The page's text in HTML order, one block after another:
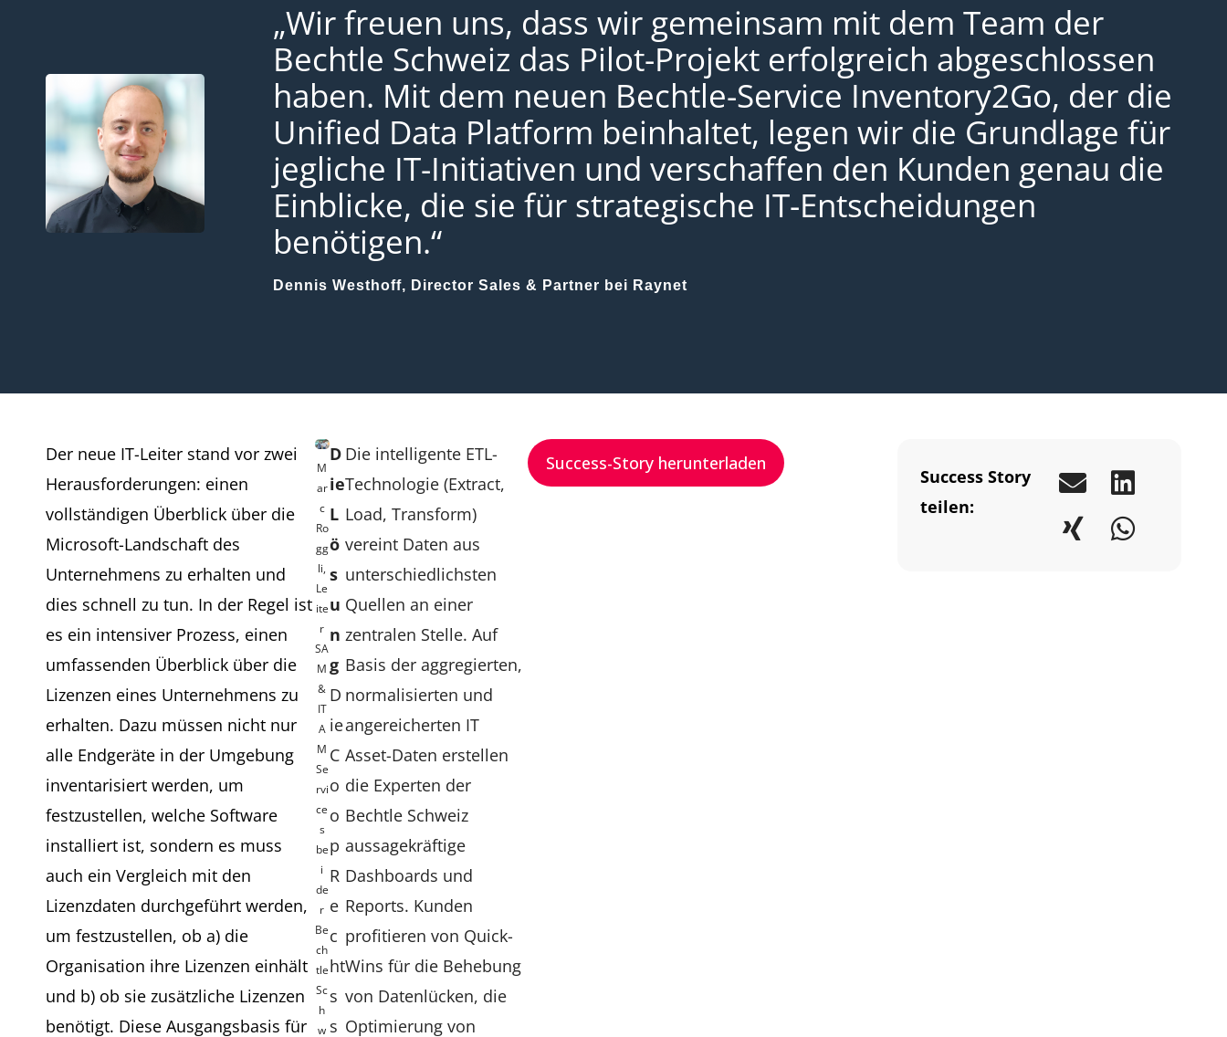
„Wir freuen uns, dass wir gemeinsam mit dem Team der
Bechtle Schweiz das Pilot-Projekt erfolgreich abgeschlossen
haben. Mit dem neuen Bechtle-Service Inventory2Go, der die
Unified Data Platform beinhaltet, legen wir die Grundlage für
jegliche IT-Initiativen und verschaffen den Kunden genau die
Einblicke, die sie für strategische IT-Entscheidungen
benötigen.“
Dennis Westhoff, Director Sales & Partner bei Raynet
Der neue IT-Leiter stand vor zwei
Herausforderungen: einen
vollständigen Überblick über die
Microsoft-Landschaft des
Unternehmens zu erhalten und
dies schnell zu tun. In der Regel ist
es ein intensiver Prozess, einen
umfassenden Überblick über die
Lizenzen eines Unternehmens zu
erhalten. Dazu müssen nicht nur
alle Endgeräte in der Umgebung
inventarisiert werden, um
festzustellen, welche Software
installiert ist, sondern es muss
auch ein Vergleich mit den
Lizenzdaten durchgeführt werden,
um festzustellen, ob a) die
Organisation ihre Lizenzen einhält
und b) ob sie zusätzliche Lizenzen
benötigt. Diese Ausgangsbasis für
M
ar
c
Ro
gg
li,
Le
ite
r
SA
M
&
IT
A
M
Se
rvi
ce
s
be
i
de
r
Be
ch
tle
Sc
h
w
D
ie
L
ö
s
u
n
g
D
ie
C
o
o
p
R
e
c
ht
s
s
Die intelligente ETL-
Technologie (Extract,
Load, Transform)
vereint Daten aus
unterschiedlichsten
Quellen an einer
zentralen Stelle. Auf
Basis der aggregierten,
normalisierten und
angereicherten IT
Asset-Daten erstellen
die Experten der
Bechtle Schweiz
aussagekräftige
Dashboards und
Reports. Kunden
profitieren von Quick-
Wins für die Behebung
von Datenlücken, die
Optimierung von
Success-Story herunterladen
Success Story
teilen: